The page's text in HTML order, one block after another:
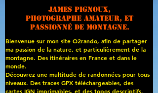
James PIGNOUX,
photographe amateur, et
passionné de montagne.
Bienvenue sur mon site O2rando, afin de partager
ma passion de la nature, et particulièrement de la
montagne. Des itinéraires en France et dans le
monde.
Découvrez une multitude de randonnées pour tous
niveaux. Des traces GPX téléchargeables, des
cartes IGN imprimables, et des topos descriptifs.